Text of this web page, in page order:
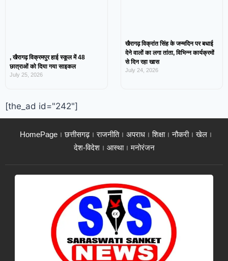
, खैरागढ़ विक्रमपुर हाई स्कूल में 48
छात्राओं को दिया गया साइकल
July 25, 2026
खैरागढ़ विक्रांत सिंह के जन्मदिन पर बधाई
देने वालों का लगा तांता, विभिन्न कार्यक्रमों
से दिन रहा खास
July 24, 2026
[the_ad id="242"]
HomePage छत्तीसगढ़ राजनीति अपराध शिक्षा नौकरी
खेल
देश-विदेश
आस्था मनोरंजन